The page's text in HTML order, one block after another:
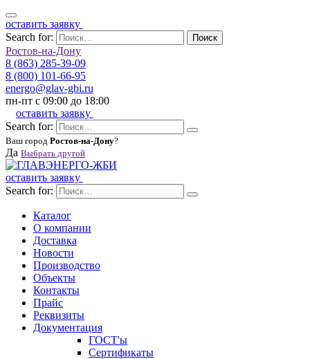
оставить заявку
Search for:
Поиск
Ростов-на-Дону
8 (863) 285-39-09
8 (800) 101-66-95
energo@glav-gbi.ru
пн-пт с 09:00 до 18:00
оставить заявку
Search for:
Ваш город Ростов-на-Дону?
Да Выбрать другой
оставить заявку
Search for:
Каталог
О компании
Доставка
Новости
Производство
Объекты
Контакты
Прайс
Реквизиты
Документация
ГОСТ'ы
Сертификаты